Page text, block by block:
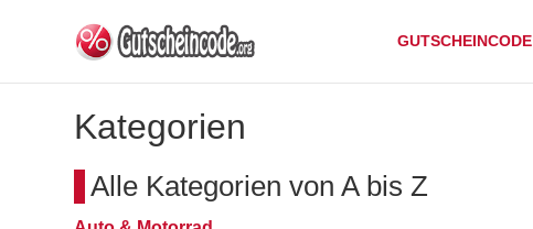
GUTSCHEINCODE
Kategorien
Alle Kategorien von A bis Z